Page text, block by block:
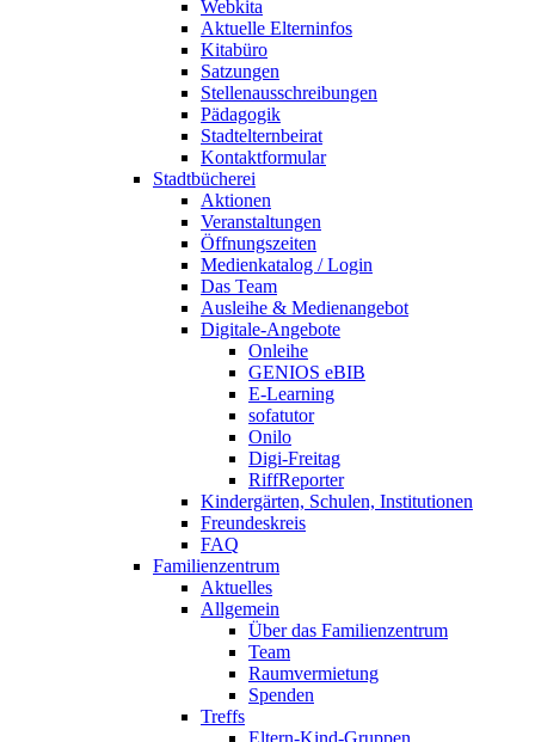
Webkita
Aktuelle Elterninfos
Kitabüro
Satzungen
Stellenausschreibungen
Pädagogik
Stadtelternbeirat
Kontaktformular
Stadtbücherei
Aktionen
Veranstaltungen
Öffnungszeiten
Medienkatalog / Login
Das Team
Ausleihe & Medienangebot
Digitale-Angebote
Onleihe
GENIOS eBIB
E-Learning
sofatutor
Onilo
Digi-Freitag
RiffReporter
Kindergärten, Schulen, Institutionen
Freundeskreis
FAQ
Familienzentrum
Aktuelles
Allgemein
Über das Familienzentrum
Team
Raumvermietung
Spenden
Treffs
Eltern-Kind-Gruppen